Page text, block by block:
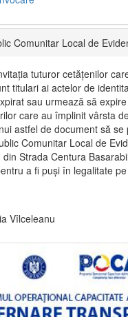
Comunitar Local de
tuturor cetățenilor
titulari ai actelor de
sau urmează să
care au împlinit vârsta
astfel de document să se
Comunitar Local de
din Strada Centura
a fi puși în legalitate
Vîlceleanu